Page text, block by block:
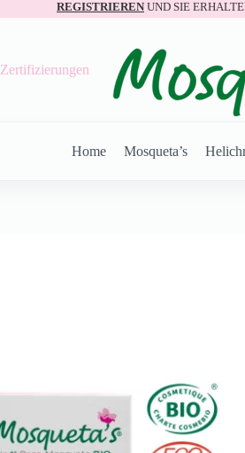
REGISTRIEREN UND SIE
Zertifizierungen
Home Mosqueta’s